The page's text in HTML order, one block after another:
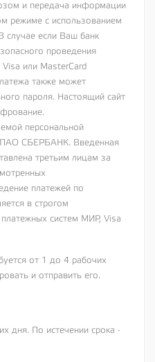
и передача информации
режиме с использованием
случае если Ваш банк
проведения
или MasterCard
также может
пароля. Настоящий сайт
персональной
ПАО СБЕРБАНК. Введенная
третьим лицам за
платежей по
в строгом
платежных систем МИР, Visa
от 1 до 4 рабочих
и отправить его.
дня. По истечении срока -